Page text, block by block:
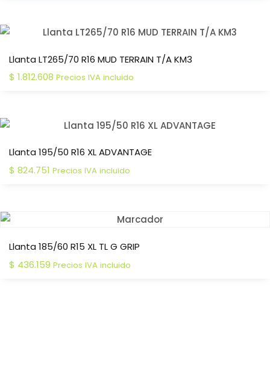
Llanta LT265/70 R16 MUD TERRAIN T/A KM3
$ 1.812.608 Precios IVA incluido
Llanta 195/50 R16 XL ADVANTAGE
$ 824.751 Precios IVA incluido
Llanta 185/60 R15 XL TL G GRIP
$ 436.159 Precios IVA incluido